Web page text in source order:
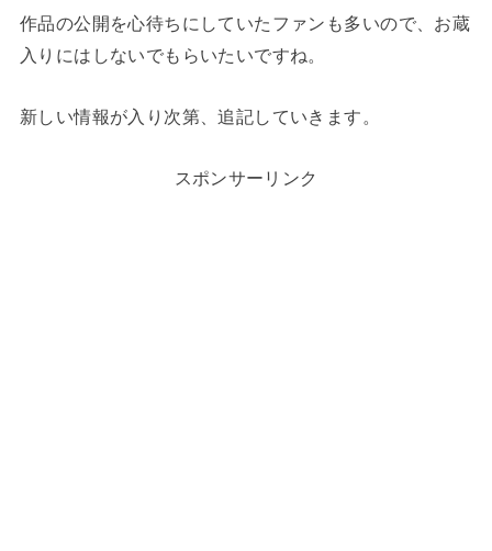
作品の公開を心待ちにしていたファンも多いので、お蔵
入りにはしないでもらいたいですね。
新しい情報が入り次第、追記していきます。
スポンサーリンク